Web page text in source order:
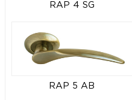
RAP 4 SG
RAP 5 AB